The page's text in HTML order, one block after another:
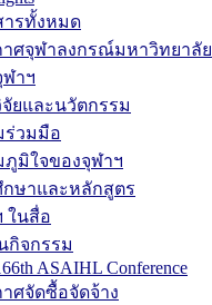
ารทั้งหมด
าศจุฬาลงกรณ์มหาวิทยาลัย
าฯ
จัยและนวัตกรรม
ร่วมมือ
ภูมิใจของจุฬาฯ
กษาและหลักสูตร
ในสื่อ
กิจกรรม
ASAIHL Conference
ศจัดซื้อจัดจ้าง